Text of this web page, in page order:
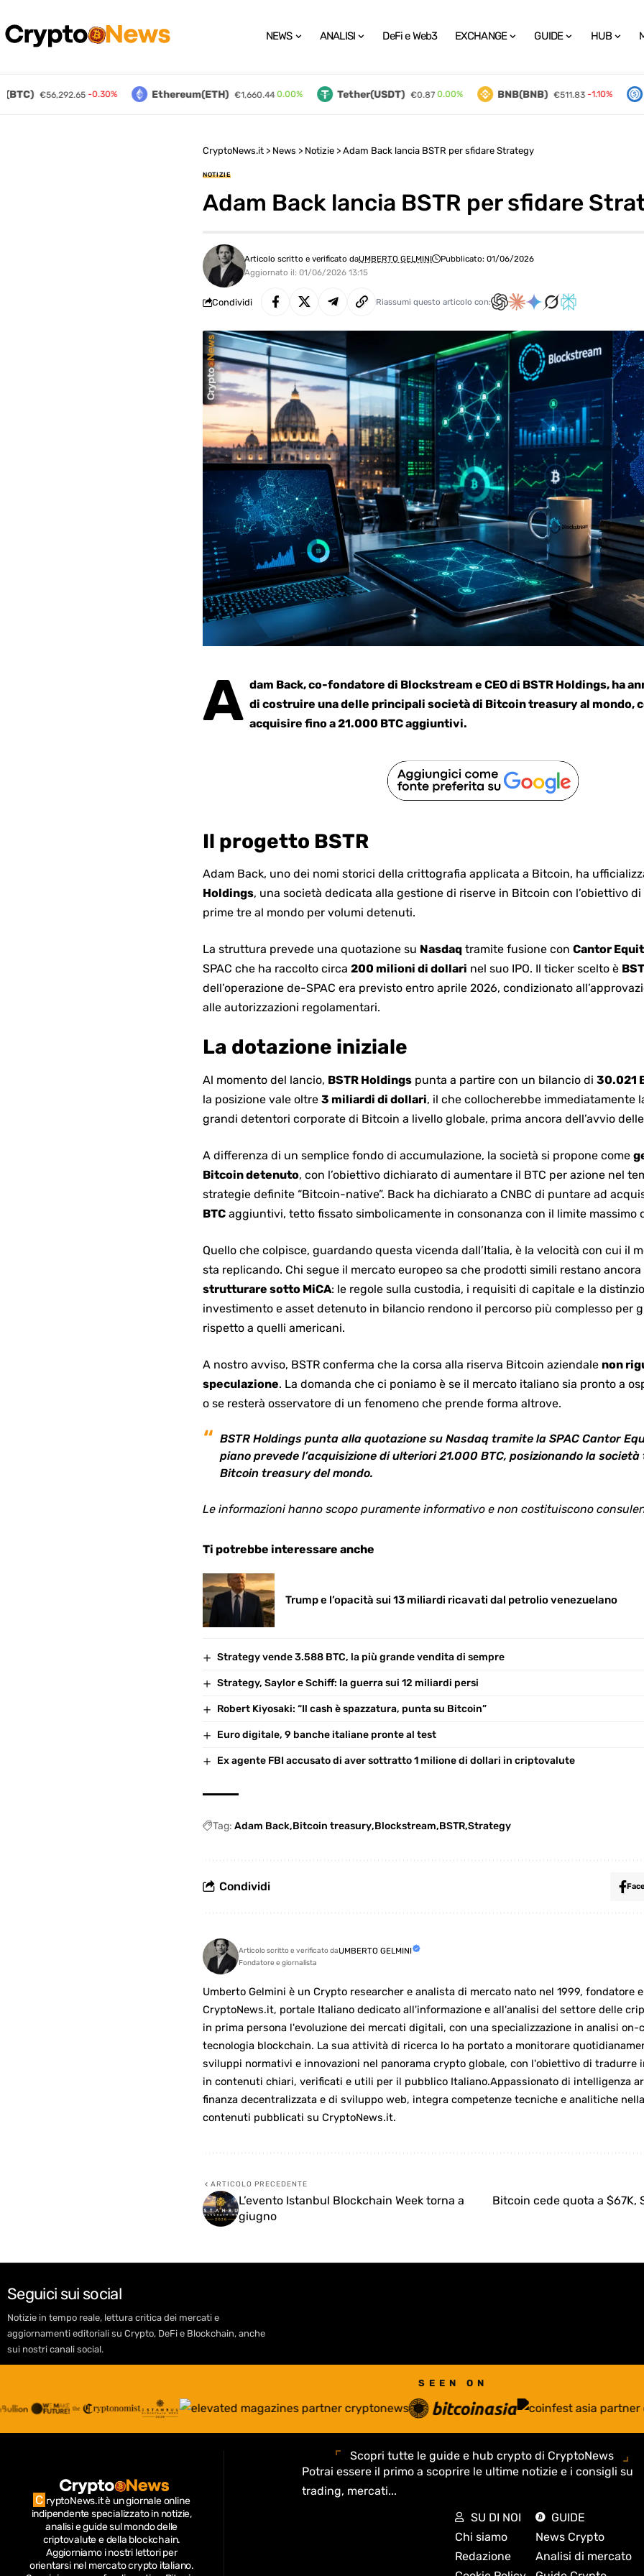
NEWS ANALISI DeFi e Web3 EXCHANGE GUIDE HUB
€56,292.65 -0.30% Ethereum(ETH) €1,660.44 0.00% Tether(USDT) €0.87 0.00% BNB(BNB) €511.83 -1.10%
CryptoNews.it > News > Notizie > Adam Back lancia BSTR per sfidare Strategy
NOTIZIE
Adam Back lancia BSTR per sfidare
Aggiornato il: 01/06/2026 13:15
Articolo scritto e verificato daUMBERTO GELMINI Pubblicato: 01/06/2026
Condividi Riassumi questo articolo con:
A dam Back, co-fondatore di Blockstream e CEO di BSTR Holdings, ha
di costruire una delle principali società di Bitcoin treasury al mondo,
acquisire fino a 21.000 BTC aggiuntivi.
Il progetto BSTR
Adam Back, uno dei nomi storici della crittografia applicata a Bitcoin, ha
Holdings, una società dedicata alla gestione di riserve in Bitcoin con l’obiettivo
prime tre al mondo per volumi detenuti.
La struttura prevede una quotazione su Nasdaq tramite fusione con Cantor
SPAC che ha raccolto circa 200 milioni di dollari nel suo IPO. Il ticker scelto è
dell’operazione de-SPAC era previsto entro aprile 2026, condizionato
alle autorizzazioni regolamentari.
La dotazione iniziale
Al momento del lancio, BSTR Holdings punta a partire con un bilancio di 30.021
la posizione vale oltre 3 miliardi di dollari, il che collocherebbe immediatamente
grandi detentori corporate di Bitcoin a livello globale, prima ancora dell’avvio
A differenza di un semplice fondo di accumulazione, la società si propone come
Bitcoin detenuto, con l’obiettivo dichiarato di aumentare il BTC per azione nel
strategie definite “Bitcoin-native”. Back ha dichiarato a CNBC di puntare ad
BTC aggiuntivi, tetto fissato simbolicamente in consonanza con il limite massimo
Quello che colpisce, guardando questa vicenda dall’Italia, è la velocità con cui il
sta replicando. Chi segue il mercato europeo sa che prodotti simili restano ancora
strutturare sotto MiCA: le regole sulla custodia, i requisiti di capitale e la
investimento e asset detenuto in bilancio rendono il percorso più complesso per
rispetto a quelli americani.
A nostro avviso, BSTR conferma che la corsa alla riserva Bitcoin aziendale non
speculazione. La domanda che ci poniamo è se il mercato italiano sia pronto a
o se resterà osservatore di un fenomeno che prende forma altrove.
BSTR Holdings punta alla quotazione su Nasdaq tramite la SPAC Cantor
piano prevede l’acquisizione di ulteriori 21.000 BTC, posizionando la
Bitcoin treasury del mondo.
Le informazioni hanno scopo puramente informativo e non costituiscono
Ti potrebbe interessare anche
Trump e l’opacità sui 13 miliardi ricavati dal petrolio venezuelano
Strategy vende 3.588 BTC, la più grande vendita di sempre
Strategy, Saylor e Schiff: la guerra sui 12 miliardi persi
Robert Kiyosaki: “Il cash è spazzatura, punta su Bitcoin”
Euro digitale, 9 banche italiane pronte al test
Ex agente FBI accusato di aver sottratto 1 milione di dollari in criptovalute
Tag: Adam Back Bitcoin treasury Blockstream BSTR Strategy
Condividi
Articolo scritto e verificato daUMBERTO GELMINI
Fondatore e giornalista
Umberto Gelmini è un Crypto researcher e analista di mercato nato nel 1999, fondatore
CryptoNews.it, portale Italiano dedicato all'informazione e all'analisi del settore delle
in prima persona l'evoluzione dei mercati digitali, con una specializzazione in analisi on-
tecnologia blockchain. La sua attività di ricerca lo ha portato a monitorare
sviluppi normativi e innovazioni nel panorama crypto globale, con l'obiettivo di tradurre
in contenuti chiari, verificati e utili per il pubblico Italiano.Appassionato di intelligenza
finanza decentralizzata e di sviluppo web, integra competenze tecniche e analitiche
contenuti pubblicati su CryptoNews.it.
ARTICOLO PRECEDENTE
L’evento Istanbul Blockchain Week torna a
giugno
Bitcoin cede quota a $67K,
Seguici sui social
Notizie in tempo reale, lettura critica dei mercati e
aggiornamenti editoriali su Crypto, DeFi e Blockchain, anche
sui nostri canali social.
SEEN ON
C ryptoNews.it è un giornale online
indipendente specializzato in notizie,
analisi e guide sul mondo delle
criptovalute e della blockchain.
Aggiorniamo i nostri lettori per
orientarsi nel mercato crypto italiano.
Scopri tutte le guide e hub crypto di CryptoNews
Potrai essere il primo a scoprire le ultime notizie e i consigli su
trading, mercati...
GUIDE
News Crypto
Analisi di mercato
SU DI NOI
Chi siamo
Redazione